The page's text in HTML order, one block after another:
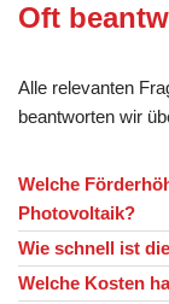
Oft
Alle relevanten
beantworten wir
Welche
Photovoltaik?
Wie schnell ist
Welche Kosten